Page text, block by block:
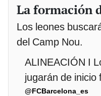
La formación
Los leones
del Camp Nou.
ALINEACIÓN I
jugarán de inicio
@FCBarcelona_es